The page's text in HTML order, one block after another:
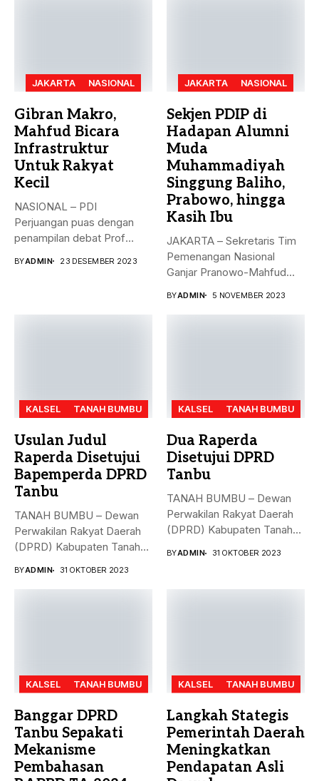
JAKARTA NASIONAL
Gibran Makro,
Mahfud Bicara
Infrastruktur
Untuk Rakyat
Kecil
NASIONAL – PDI
Perjuangan puas dengan
penampilan debat Prof
BYADMIN 23 DESEMBER 2023
JAKARTA NASIONAL
Sekjen PDIP di
Hadapan Alumni
Muda
Muhammadiyah
Singgung Baliho,
Prabowo, hingga
Kasih Ibu
JAKARTA – Sekretaris Tim
Pemenangan Nasional
Ganjar Pranowo-Mahfud
BYADMIN 5 NOVEMBER 2023
KALSEL TANAH BUMBU
Usulan Judul
Raperda Disetujui
Bapemperda DPRD
Tanbu
TANAH BUMBU – Dewan
Perwakilan Rakyat Daerah
(DPRD) Kabupaten Tanah
BYADMIN 31 OKTOBER 2023
KALSEL TANAH BUMBU
Dua Raperda
Disetujui DPRD
Tanbu
TANAH BUMBU – Dewan
Perwakilan Rakyat Daerah
(DPRD) Kabupaten Tanah
BYADMIN 31 OKTOBER 2023
KALSEL TANAH BUMBU
Banggar DPRD
Tanbu Sepakati
Mekanisme
Pembahasan
KALSEL TANAH BUMBU
Langkah Stategis
Pemerintah Daerah
Meningkatkan
Pendapatan Asli